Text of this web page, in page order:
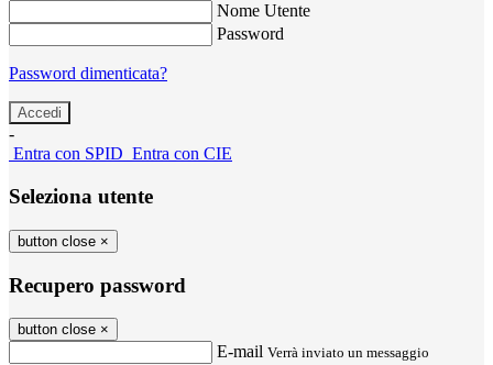
Nome Utente
Password
Password dimenticata?
-
Entra con SPID Entra con CIE
Seleziona utente
button close ×
Recupero password
button close ×
E-mail Verrà inviato un messaggio